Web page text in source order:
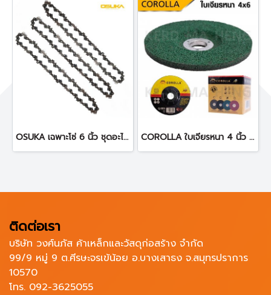
OSUKA เฉพาะโซ่ 6 นิ้ว ชุดอะไหล่โซ่ 1 ชุด 3 เส้น COROLLA ใบเจียรหนา 4 นิ้ว 4x6 ใบเจียรตราผึ้ง( 25 ใบ)
ติดต่อเรา
บริษัท วงศ์นภัส ค้าเหล็กและวัสดุก่อสร้าง จำกัด
99/9 หมู่ 9 ต.ศีรษะจรเข้น้อย อ.บางเสาธง จ.สมุทรปราการ
10570
โทร. 092-3625055